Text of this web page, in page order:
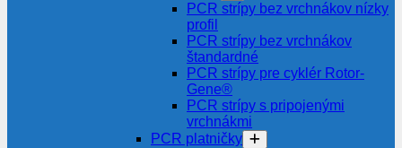
PCR strípy bez vrchnákov nízky
profil
PCR strípy bez vrchnákov
štandardné
PCR strípy pre cyklér Rotor-
Gene®
PCR strípy s pripojenými
vrchnákmi
PCR platničky